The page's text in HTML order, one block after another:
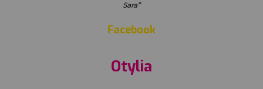
Sara”
Facebook
Otylia